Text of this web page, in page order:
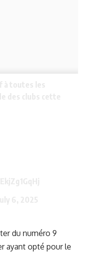
du numéro 9
ayant opté pour le